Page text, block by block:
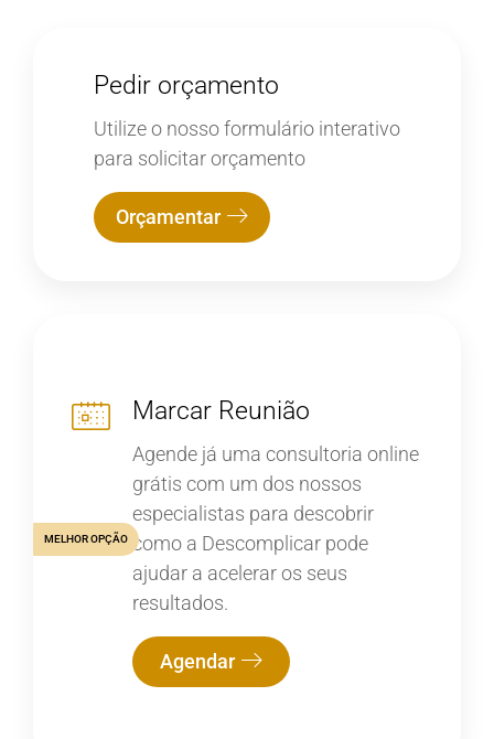
Pedir orçamento
Utilize o nosso formulário interativo
para solicitar orçamento
Orçamentar
Marcar Reunião
Agende já uma consultoria online
grátis com um dos nossos
especialistas para descobrir
como a Descomplicar pode
ajudar a acelerar os seus
resultados.
Agendar
MELHOR OPÇÃO